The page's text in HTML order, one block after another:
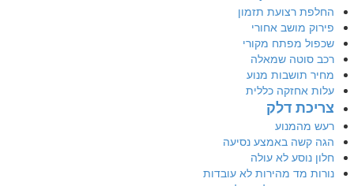
החלפת רצועת תזמון
פירוק מושב אחורי
שכפול מפתח מקורי
רכב סוטה שמאלה
מחיר תושבות מנוע
עלות אחזקה כללית
צריכת דלק
רעש מהמנוע
הגה קשה באמצע נסיעה
חלון נוסע לא עולה
נורות מד מהירות לא עובדות